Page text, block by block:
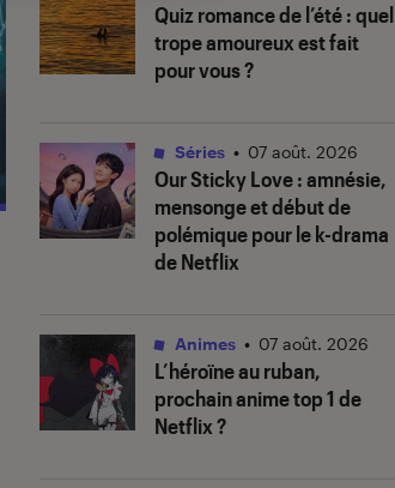
Quiz romance de l’été : quel
trope amoureux est fait
pour vous ?
Our Sticky Love: amnésie,
mensonge et début de
polémique pour le k-drama
de Netflix
Séries • 07 août. 2026
L’héroïne au ruban,
prochain anime top 1 de
Netflix ?
Animes • 07 août. 2026